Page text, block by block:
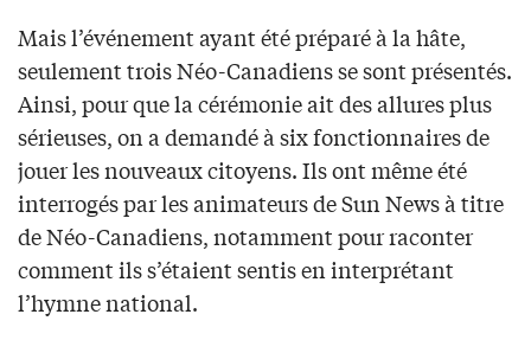
Mais l’événement ayant été préparé à la hâte,
seulement trois Néo-Canadiens se sont présentés.
Ainsi, pour que la cérémonie ait des allures plus
sérieuses, on a demandé à six fonctionnaires de
jouer les nouveaux citoyens. Ils ont même été
interrogés par les animateurs de Sun News à titre
de Néo-Canadiens, notamment pour raconter
comment ils s’étaient sentis en interprétant
l’hymne national.